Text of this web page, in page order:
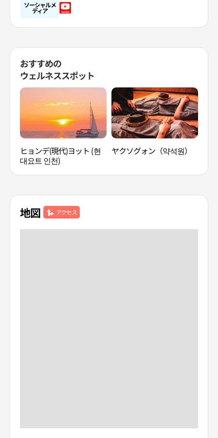
ソーシャルメ
ディア
おすすめの
ウェルネススポット
ヒョンデ(現代)ヨット (현
대요트 인천)
ヤクソグォン（약석원）
이
地図 アクセス